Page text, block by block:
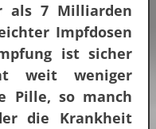
als 7 Milliarden
Impfdosen
ist sicher
weit weniger
Pille, so manch
die Krankheit